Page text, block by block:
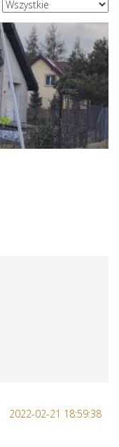
2022-02-21 18:59:38